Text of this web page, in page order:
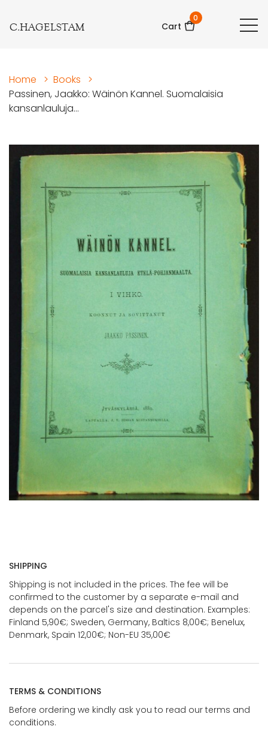
C.HAGELSTAM Cart
0
Home > Books
>
Passinen, Jaakko: Wäinön Kannel. Suomalaisia
kansanlauluja...
SHIPPING
Shipping is not included in the prices. The fee will be
confirmed to the customer by a separate e-mail and
depends on the parcel's size and destination. Examples:
Finland 5,90€; Sweden, Germany, Baltics 8,00€; Benelux,
Denmark, Spain 12,00€; Non-EU 35,00€
TERMS & CONDITIONS
Before ordering we kindly ask you to read our terms and
conditions.